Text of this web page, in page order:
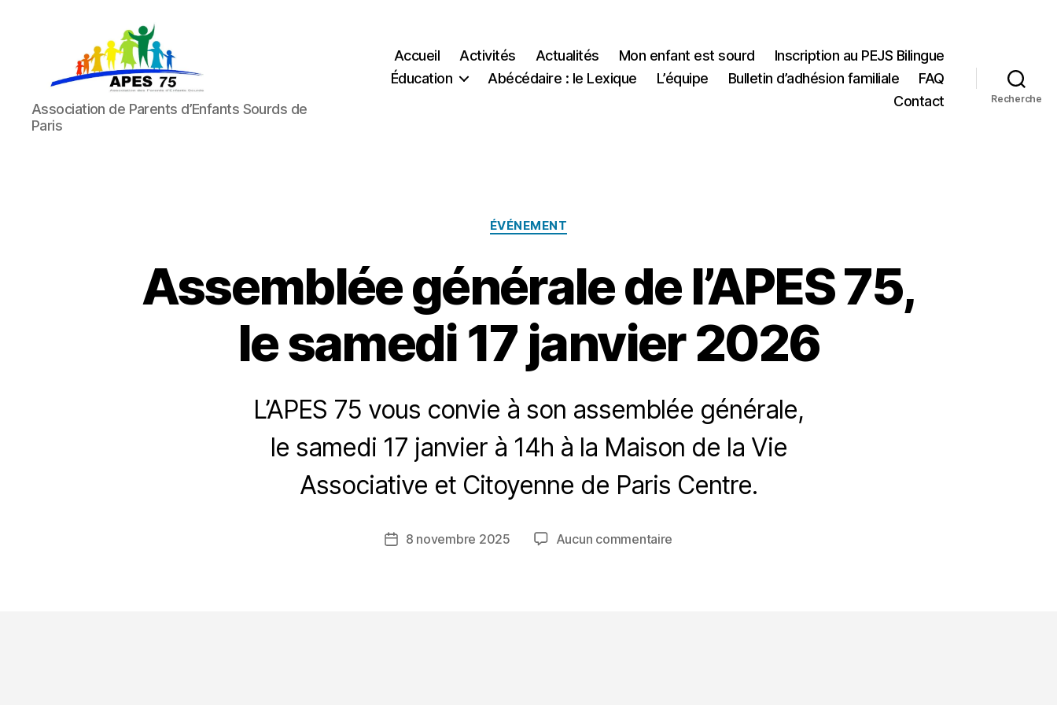
APES
75
Association de Parents d’Enfants Sourds de
Paris
Accueil Activités Actualités Mon enfant est sourd
Inscription au PEJS Bilingue
Éducation
Abécédaire : le Lexique L’équipe Bulletin d’adhésion familiale
FAQ
Contact
Recherche
Catégories
ÉVÉNEMENT
Assemblée générale de l’APES 75,
le samedi 17 janvier 2026
L’APES 75 vous convie à son assemblée générale,
le samedi 17 janvier à 14h à la Maison de la Vie
Associative et Citoyenne de Paris Centre.
Auteur
P
r
E
Date8 novembre 2025 Aucun commentaire